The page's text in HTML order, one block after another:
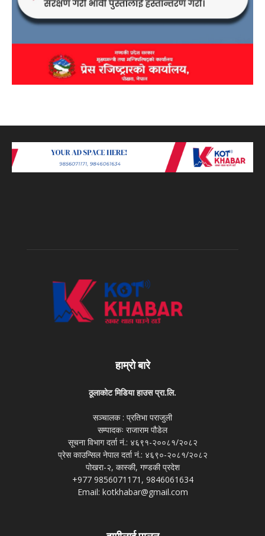
हाम्रो बारे
ठूलाकोट मिडिया हाउस प्रा.लि.
सञ्चालक : प्रतिभा पराजुली
सम्पादकः राजाराम पौडेल
सूचना विभाग दर्ता नं.: ४६९१-२००८१/२०८२
प्रेस काउन्सिल नेपाल दर्ता नं.: ४६९०-२०८१/२०८२
पोखरा-२, कास्की, गण्डकी प्रदेश
+977 9856071171, 9846061634
Email: kotkhabar@gmail.com